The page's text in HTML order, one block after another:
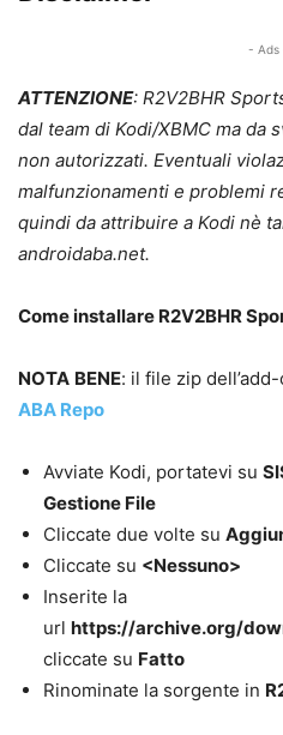
- Ads
ATTENZIONE: R2V2BHR
dal team di Kodi/XBMC ma da
non autorizzati. Eventuali
malfunzionamenti e problemi
quindi da attribuire a Kodi nè
androidaba.net.
Come installare R2V2BHR
NOTA BENE: il file zip
ABA Repo
Avviate Kodi, portatevi su
Gestione File
Cliccate due volte su
Cliccate su <Nessuno>
Inserite la
url https://archive.org/
cliccate su Fatto
Rinominate la sorgente in